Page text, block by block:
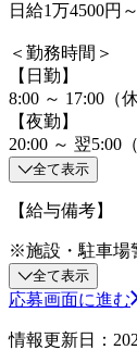
日給1万4500円
＜勤務時間＞
【日勤】
8:00 ～ 17:00（
【夜勤】
20:00 ～ 翌5:00
全て表示
【給与備考】
※施設・駐車場
全て表示
応募画面に進む
情報更新日：